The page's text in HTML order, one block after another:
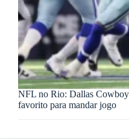
NFL no Rio: Dallas
favorito para mandar jogo